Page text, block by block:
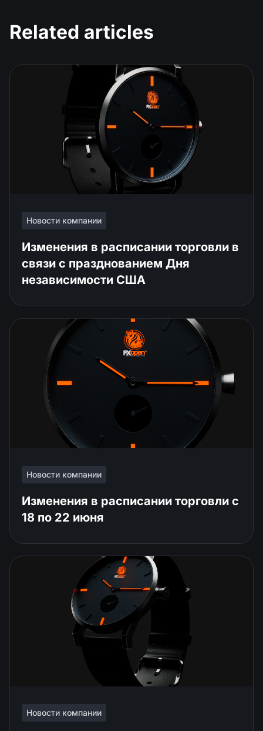
Related articles
Новости компании
Изменения в расписании торговли в
связи с празднованием Дня
независимости США
Новости компании
Изменения в расписании торговли c
18 по 22 июня
Новости компании